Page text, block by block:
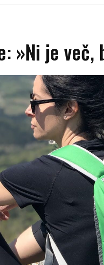
»Ni je